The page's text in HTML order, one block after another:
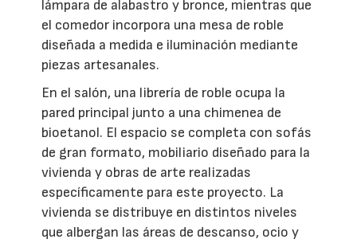
lámpara de alabastro y bronce, mientras que
el comedor incorpora una mesa de roble
diseñada a medida e iluminación mediante
piezas artesanales.
En el salón, una librería de roble ocupa la
pared principal junto a una chimenea de
bioetanol. El espacio se completa con sofás
de gran formato, mobiliario diseñado para la
vivienda y obras de arte realizadas
específicamente para este proyecto. La
vivienda se distribuye en distintos niveles
que albergan las áreas de descanso, ocio y